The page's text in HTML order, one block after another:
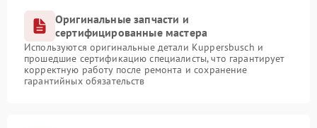
Оригинальные запчасти и
сертифицированные мастера
Используются оригинальные детали Kuppersbusch и
прошедшие сертификацию специалисты, что гарантирует
корректную работу после ремонта и сохранение
гарантийных обязательств